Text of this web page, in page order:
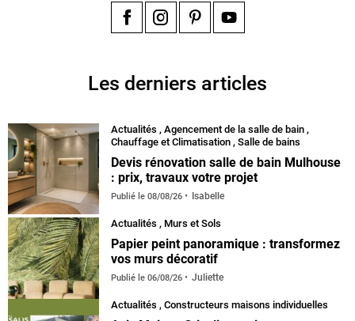
Les derniers articles
Actualités , Agencement de la salle de bain ,
Chauffage et Climatisation , Salle de bains
Devis rénovation salle de bain Mulhouse
: prix, travaux votre projet
Publié le 08/08/26 Isabelle
Actualités , Murs et Sols
Papier peint panoramique : transformez
vos murs décoratif
Publié le 06/08/26 Juliette
Actualités , Constructeurs maisons individuelles